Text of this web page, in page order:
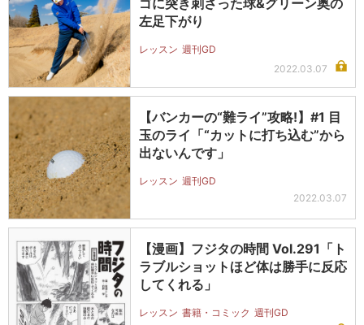
左足下がり
レッスン 週刊GD
2022.03.07
【バンカーの“難ライ”攻略!】#1 目
玉のライ「“カットに打ち込む”から
出ないんです」
レッスン 週刊GD
2022.03.07
【漫画】フジタの時間 Vol.291「ト
ラブルショットほど体は勝手に反応
してくれる」
レッスン 書籍・コミック 週刊GD